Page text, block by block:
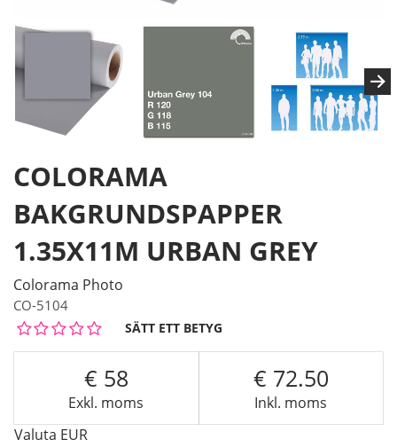
COLORAMA
BAKGRUNDSPAPPER
1.35X11M URBAN GREY
Colorama Photo
CO-5104
SÄTT ETT BETYG
Exkl. moms
58
Inkl. moms
72.50
Valuta EUR